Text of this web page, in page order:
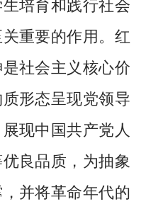
重要的作用。红
社会主义核心价
形态呈现党领导
现中国共产党人
良品质，为抽象
并将革命年代的